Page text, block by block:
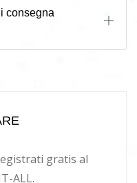
consegna
gratis al
ALL.